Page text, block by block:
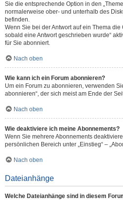
Sie die entsprechende Option in den
normalerweise ober- und unterhalb des
befinden.
Wenn Sie bei der Antwort auf ein Thema
sobald eine Antwort geschrieben wurde“
für Sie abonniert.
Nach oben
Wie kann ich ein Forum abonnieren?
Um ein Forum zu abonnieren, verwenden
abonnieren“, der sich meist am Ende der
Nach oben
Wie deaktiviere ich meine Abonnements?
Wenn Sie mehrere Abonnements
persönlichen Bereich unter „Einstieg“ –
Nach oben
Dateianhänge
Welche Dateianhänge sind in diesem